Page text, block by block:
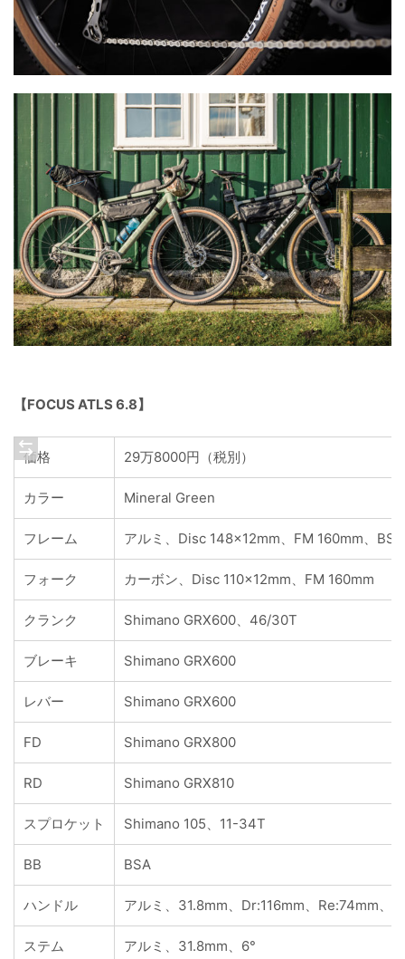
【FOCUS ATLS 6.8】
価格 29万8000円（税別）
カラー Mineral Green
フレーム アルミ、Disc 148x12mm、FM 160mm、BSA
フォーク カーボン、Disc 110x12mm、FM 160mm
クランク Shimano GRX600、46/30T
ブレーキ Shimano GRX600
レバー Shimano GRX600
FD Shimano GRX800
RD Shimano GRX810
スプロケット Shimano 105、11-34T
BB BSA
ハンドル アルミ、31.8mm、Dr:116mm、Re:74mm、
ステム アルミ、31.8mm、6°